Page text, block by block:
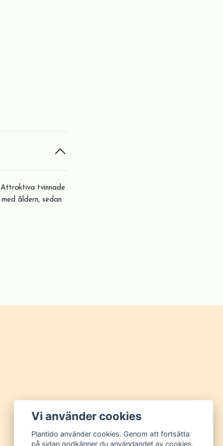
tvinnade
åldern, sedan
Vi använder cookies
Plantido använder cookies. Genom att fortsätta
på sidan godkänner du användandet av cookies.